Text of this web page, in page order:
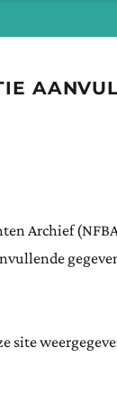
Archief